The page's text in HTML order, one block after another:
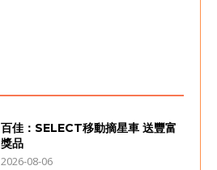
百佳：SELECT移動摘星車 送豐富
獎品
2026-08-06